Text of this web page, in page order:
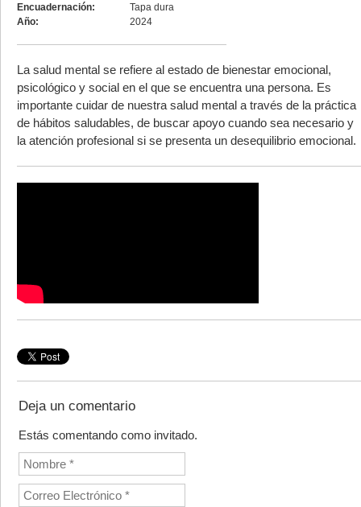
Encuadernación:
Tapa dura
Año:
2024
La salud mental se refiere al estado de bienestar emocional,
psicológico y social en el que se encuentra una persona. Es
importante cuidar de nuestra salud mental a través de la práctica
de hábitos saludables, de buscar apoyo cuando sea necesario y
la atención profesional si se presenta un desequilibrio emocional.
Deja un comentario
Estás comentando como invitado.